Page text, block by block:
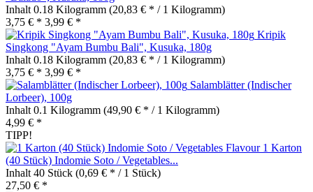
Inhalt 0.18 Kilogramm (20,83 € * / 1 Kilogramm)
3,75 € * 3,99 € *
Kripik
Singkong "Ayam Bumbu Bali", Kusuka, 180g
Inhalt 0.18 Kilogramm (20,83 € * / 1 Kilogramm)
3,75 € * 3,99 € *
Salamblätter (Indischer
Lorbeer), 100g
Inhalt 0.1 Kilogramm (49,90 € * / 1 Kilogramm)
4,99 € *
TIPP!
1 Karton
(40 Stück) Indomie Soto / Vegetables...
Inhalt 40 Stück (0,69 € * / 1 Stück)
27,50 € *